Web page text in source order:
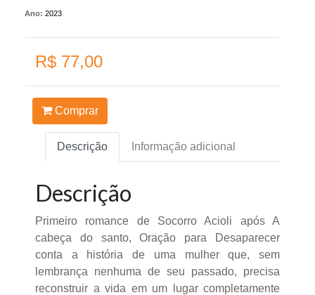
Ano: 2023
R$ 77,00
Comprar
Descrição Informação adicional
Descrição
Primeiro romance de Socorro Acioli após A
cabeça do santo, Oração para Desaparecer
conta a história de uma mulher que, sem
lembrança nenhuma de seu passado, precisa
reconstruir a vida em um lugar completamente